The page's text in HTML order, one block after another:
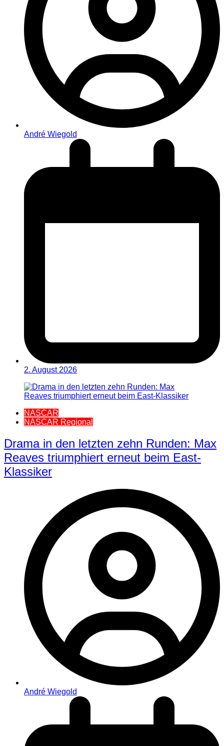
André Wiegold
2. August 2026
NASCAR
NASCAR Regional
Drama in den letzten zehn Runden: Max
Reaves triumphiert erneut beim East-
Klassiker
André Wiegold